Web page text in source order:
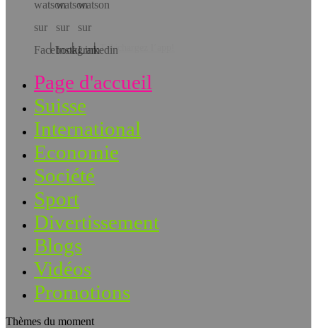
Téléchargez l’app!
Page d'accueil
Suisse
International
Economie
Société
Sport
Divertissement
Blogs
Vidéos
Promotions
Thèmes du moment